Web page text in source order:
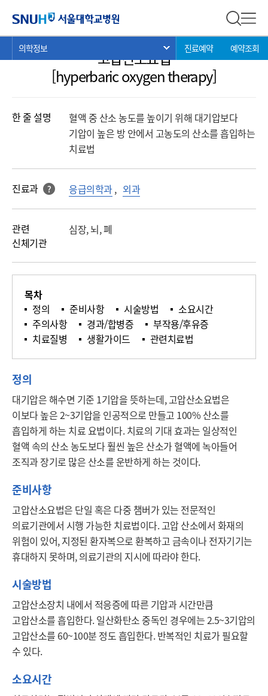
전체 검
현
재
의학정보 서브 메뉴 목록 열기
진료예약 예약조회
의학정보
고압산소요법
[hyperbaric oxygen therapy]
한 줄 설명
혈액 중 산소 농도를 높이기 위해 대기압보다
기압이 높은 방 안에서 고농도의 산소를 흡입하는
치료법
진료과 해당 과를 클릭 하면진료과로 바로 연결됩니다.
응급의학과, 외과
관련
신체기관
심장, 뇌, 폐
목차
정의
준비사항 시술방법
소요시간
주의사항
경과/합병증
부작용/후유증
치료질병
생활가이드 관련치료법
정의
대기압은 해수면 기준 1기압을 뜻하는데, 고압산소요법은
이보다 높은 2~3기압을 인공적으로 만들고 100% 산소를
흡입하게 하는 치료 요법이다. 치료의 기대 효과는 일상적인
혈액 속의 산소 농도보다 훨씬 높은 산소가 혈액에 녹아들어
조직과 장기로 많은 산소를 운반하게 하는 것이다.
준비사항
고압산소요법은 단일 혹은 다중 챔버가 있는 전문적인
의료기관에서 시행 가능한 치료법이다. 고압 산소에서 화재의
위험이 있어, 지정된 환자복으로 환복하고 금속이나 전자기기는
휴대하지 못하며, 의료기관의 지시에 따라야 한다.
시술방법
고압산소장치 내에서 적응증에 따른 기압과 시간만큼
고압산소를 흡입한다. 일산화탄소 중독인 경우에는 2.5~3기압의
고압산소를 60~100분 정도 흡입한다. 반복적인 치료가 필요할
수 있다.
소요시간